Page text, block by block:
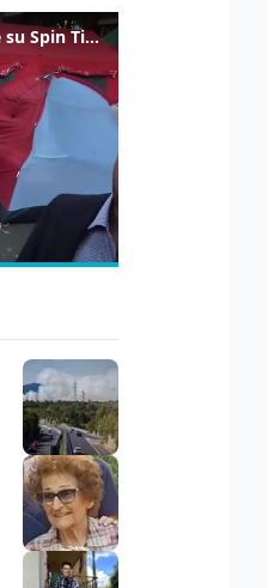
Gualtieri: "Responsabilità del Viminale su Spin Time? La posizione dei partiti è nota"